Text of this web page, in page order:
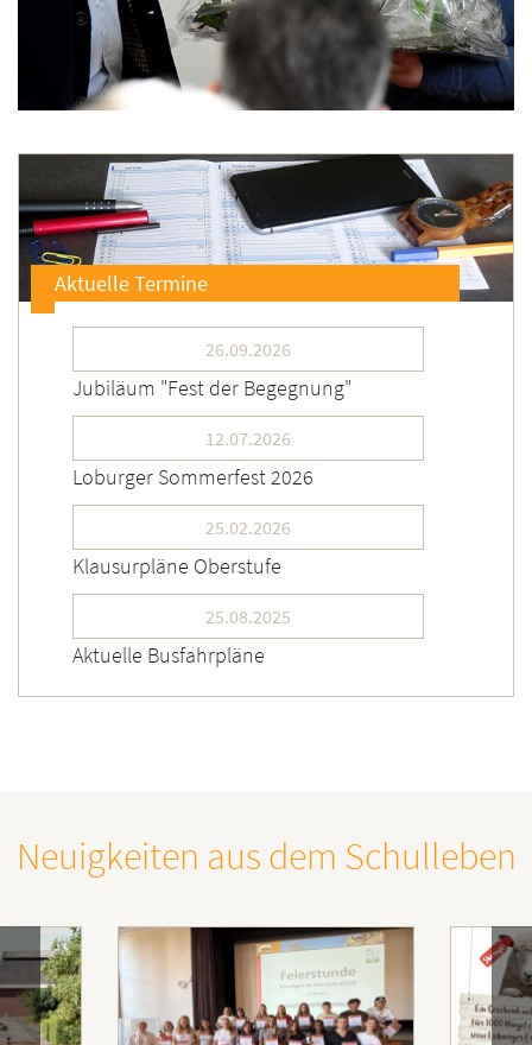
Aktuelle Termine
26.09.2026
Jubiläum "Fest der Begegnung"
12.07.2026
Loburger Sommerfest 2026
25.02.2026
Klausurpläne Oberstufe
25.08.2025
Aktuelle Busfahrpläne
Neuigkeiten aus dem Schulleben